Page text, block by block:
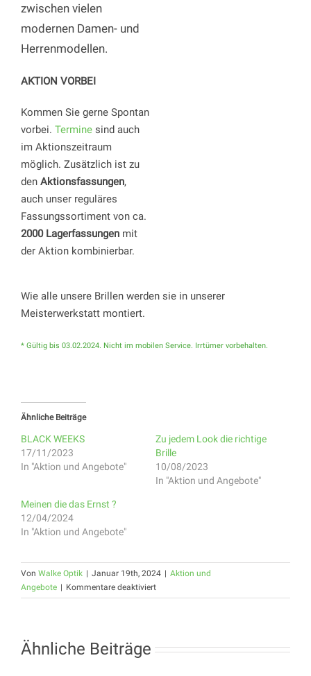
zwischen vielen
modernen Damen- und
Herrenmodellen.
AKTION VORBEI
Kommen Sie gerne Spontan
vorbei. Terminesind auch
im Aktionszeitraum
möglich. Zusätzlich ist zu
den Aktionsfassungen,
auch unser reguläres
Fassungssortiment von ca.
2000 Lagerfassungenmit
der Aktion kombinierbar.
Wie alle unsere Brillen werden sie in unserer
Meisterwerkstatt montiert.
* Gültig bis 03.02.2024. Nicht im mobilen Service. Irrtümer vorbehalten.
Ähnliche Beiträge
BLACK WEEKS
17/11/2023
In "Aktion und Angebote"
Zu jedem Look die richtige
Brille
10/08/2023
In "Aktion und Angebote"
Meinen die das Ernst ?
12/04/2024
In "Aktion und Angebote"
Von Walke Optik | Januar 19th, 2024 | Aktion und
Angebote | Kommentare deaktiviertfür
SEH
FÜHLST!
Ähnliche Beiträge